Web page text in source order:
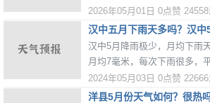
年差异，为出行和生活提供参
2026年05月01日 0点赞
汉中五月下雨天多吗？汉中
汉中5月降雨极少，月均下雨
月均7毫米，每次下雨很多，
米。
2024年05月03日 0点赞
洋县5月份天气如何？很热吗